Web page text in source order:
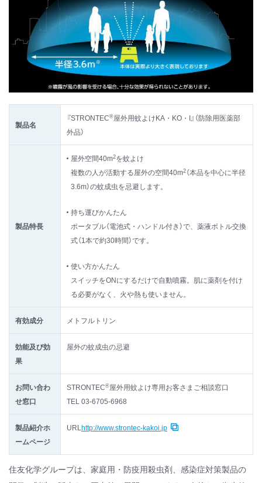
製品名
『STRONTEC®屋外用蚊よけKA・KO・I』（防除用医薬部
外品）
製品特長
屋外空間40m2を蚊よけ
複数の人が活動する屋外の空間40m2（本品を中心に半径
3.6m）の蚊成虫を忌避します。
持ち運びかんたん
ポータブル（電池式・ハンドル付き）で、薬液ボトル交換
式（1本で約30時間）です。
使い方かんたん
スイッチをONにするだけで自動噴霧。肌に薬剤を付け
る必要がなく、火や熱も使いません。
有効成分 メトフルトリン
効能及び効
果
屋外の蚊成虫の忌避
お問い合わ
せ窓口
STRONTEC®屋外用蚊よけ専用お客さまご相談窓口
TEL 03-6705-6968
製品紹介ホ
ームページ
URLhttp://www.strontec-kakoi.jp
住友化学グループは、家庭用・防疫用殺虫剤、感染症対策製品の